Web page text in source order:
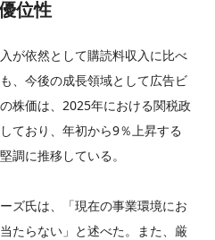
位性
が依然として購読料収入に比べ
、今後の成長領域として広告ビ
株価は、2025年における関税政
ており、年初から9％上昇する
調に推移している。
ズ氏は、「現在の事業環境にお
たらない」と述べた。また、厳